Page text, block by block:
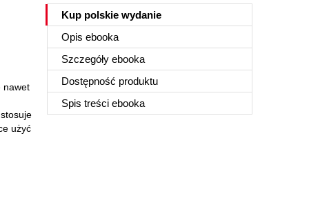
Kup polskie wydanie
Opis ebooka
Szczegóły ebooka
Dostępność produktu
Spis treści ebooka
nawet
użyć